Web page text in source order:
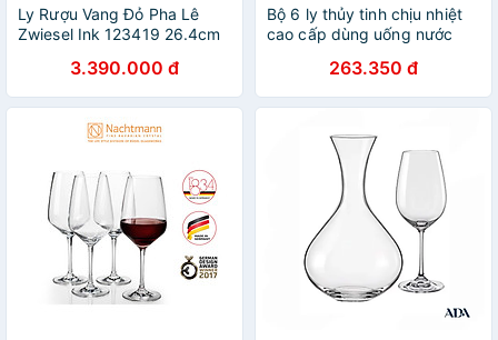
Ly Rượu Vang Đỏ Pha Lê
Zwiesel Ink 123419 26.4cm
Lá Ochre hàng chính hãng
3.390.000 đ
Bộ 6 ly thủy tinh chịu nhiệt
cao cấp dùng uống nước
cương đỏ263.350 đ